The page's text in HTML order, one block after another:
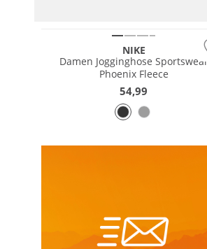
NIKE
Damen Jogginghose Sportswear
Phoenix Fleece
54,99